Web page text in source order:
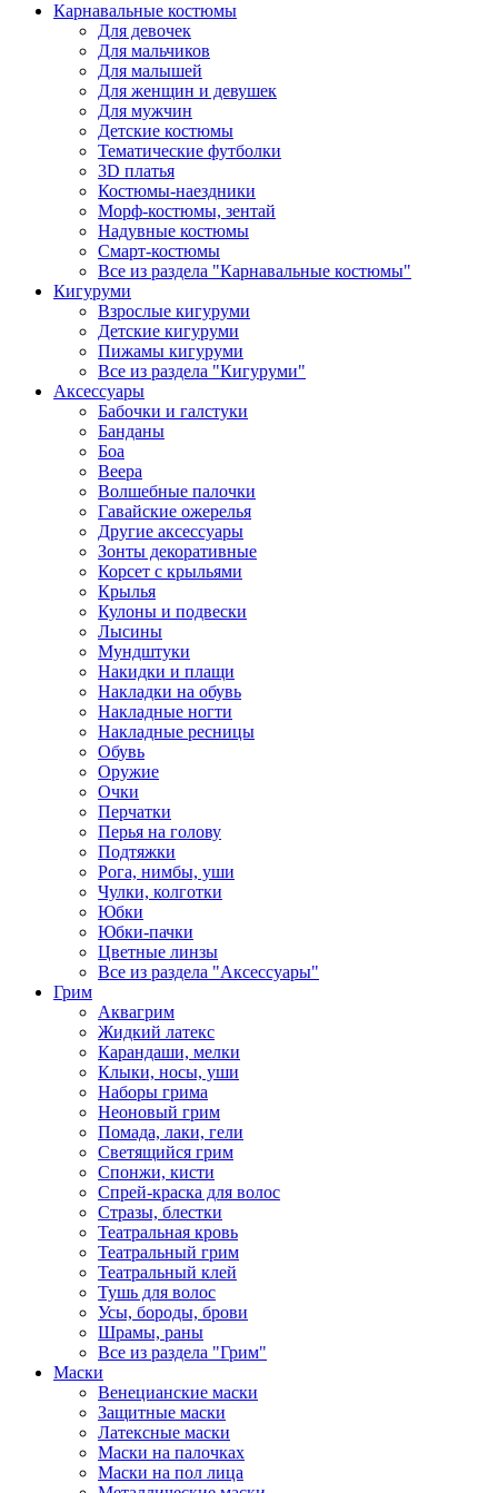
Карнавальные костюмы
Для девочек
Для мальчиков
Для малышей
Для женщин и девушек
Для мужчин
Детские костюмы
Тематические футболки
3D платья
Костюмы-наездники
Морф-костюмы, зентай
Надувные костюмы
Смарт-костюмы
Все из раздела "Карнавальные костюмы"
Кигуруми
Взрослые кигуруми
Детские кигуруми
Пижамы кигуруми
Все из раздела "Кигуруми"
Аксессуары
Бабочки и галстуки
Банданы
Боа
Веера
Волшебные палочки
Гавайские ожерелья
Другие аксессуары
Зонты декоративные
Корсет с крыльями
Крылья
Кулоны и подвески
Лысины
Мундштуки
Накидки и плащи
Накладки на обувь
Накладные ногти
Накладные ресницы
Обувь
Оружие
Очки
Перчатки
Перья на голову
Подтяжки
Рога, нимбы, уши
Чулки, колготки
Юбки
Юбки-пачки
Цветные линзы
Все из раздела "Аксессуары"
Грим
Аквагрим
Жидкий латекс
Карандаши, мелки
Клыки, носы, уши
Наборы грима
Неоновый грим
Помада, лаки, гели
Светящийся грим
Спонжи, кисти
Спрей-краска для волос
Стразы, блестки
Театральная кровь
Театральный грим
Театральный клей
Тушь для волос
Усы, бороды, брови
Шрамы, раны
Все из раздела "Грим"
Маски
Венецианские маски
Защитные маски
Латексные маски
Маски на палочках
Маски на пол лица